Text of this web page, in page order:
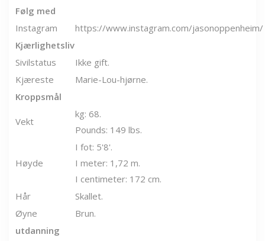
Følg med
Instagram
https://www.instagram.com/jasonoppenheim/
Kjærlighetsliv
Sivilstatus
Ikke gift.
Kjæreste
Marie-Lou-hjørne.
Kroppsmål
Vekt
kg: 68.
Pounds: 149 lbs.
Høyde
I fot: 5'8'.
I meter: 1,72 m.
I centimeter: 172 cm.
Hår
Skallet.
Øyne
Brun.
utdanning